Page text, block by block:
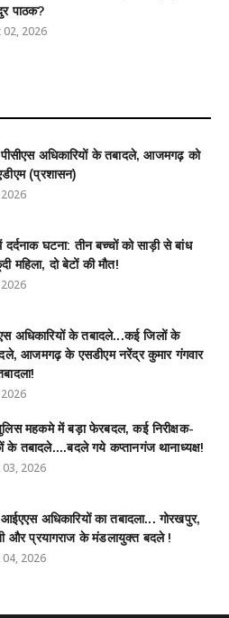
पाठक?
2026
अधिकारियों के तबादले, आजमगढ़ को
(प्रशासन)
घटना: तीन बच्चों को साड़ी से बांध
महिला, दो बेटों की मौत!
अधिकारियों के तबादले...कई जिलों के
आजमगढ़ के एसडीएम नरेंद्र कुमार गंगवार
महकमे में बड़ा फेरबदल, कई निरीक्षक-
के तबादले....बदले गये कप्तानगंज थानाध्यक्ष!
2026
अधिकारियों का तबादला... गोरखपुर,
और प्रयागराज के मंडलायुक्त बदले !
2026